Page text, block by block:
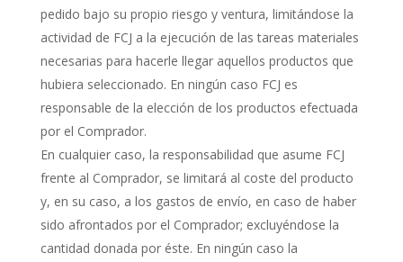
pedido bajo su propio riesgo y ventura, limitándose la
actividad de FCJ a la ejecución de las tareas materiales
necesarias para hacerle llegar aquellos productos que
hubiera seleccionado. En ningún caso FCJ es
responsable de la elección de los productos efectuada
por el Comprador.
En cualquier caso, la responsabilidad que asume FCJ
frente al Comprador, se limitará al coste del producto
y, en su caso, a los gastos de envío, en caso de haber
sido afrontados por el Comprador; excluyéndose la
cantidad donada por éste. En ningún caso la